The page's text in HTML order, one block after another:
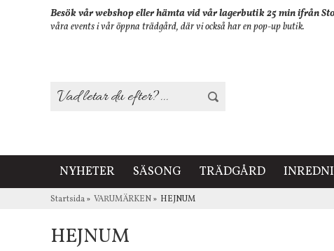
Besök vår webshop eller hämta vid vår lagerbutik 25 min ifrån
våra events i vår öppna trädgård, där vi också har en pop-up butik.
NYHETER SÄSONG TRÄDGÅRD
Startsida» VARUMÄRKEN» HEJNUM
HEJNUM